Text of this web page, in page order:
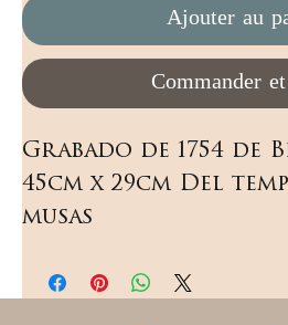
Ajouter au
Commander
Grabado de 1754 de
45cm x 29cm Del
musas